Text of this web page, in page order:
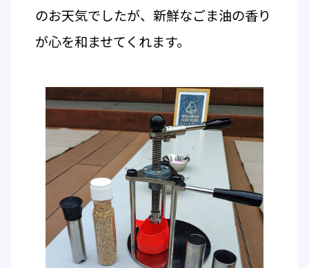
のお天気でしたが、新鮮なごま油の香り
が心を和ませてくれます。